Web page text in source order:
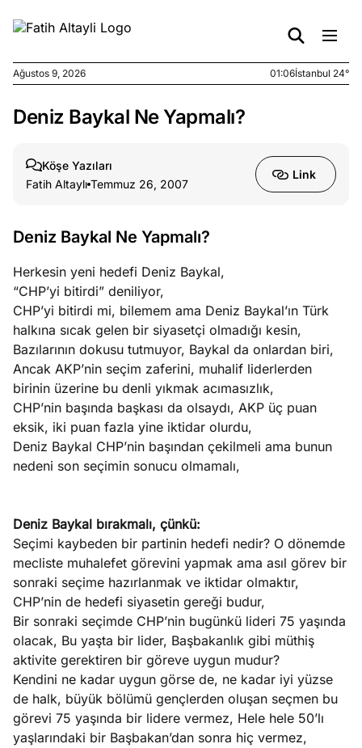
Ağustos
kirli
6, 2026
yasalar
Ağustos
5, 2026
stok
caiz
Köşe
Yazıları
Spor
Yazıları
Yazıları
Ağustos 9, 2026 01:06İstanbul 24°
Deniz Baykal Ne Yapmalı?
Köşe Yazıları
Fatih Altaylı Temmuz 26, 2007
Link
Deniz Baykal Ne Yapmalı?
Herkesin yeni hedefi Deniz Baykal,
“CHP’yi bitirdi” deniliyor,
CHP’yi bitirdi mi, bilemem ama Deniz Baykal’ın Türk
halkına sıcak gelen bir siyasetçi olmadığı kesin,
Bazılarının dokusu tutmuyor, Baykal da onlardan biri,
Ancak AKP’nin seçim zaferini, muhalif liderlerden
birinin üzerine bu denli yıkmak acımasızlık,
CHP’nin başında başkası da olsaydı, AKP üç puan
eksik, iki puan fazla yine iktidar olurdu,
Deniz Baykal CHP’nin başından çekilmeli ama bunun
nedeni son seçimin sonucu olmamalı,
Deniz Baykal bırakmalı, çünkü:
Seçimi kaybeden bir partinin hedefi nedir? O dönemde
mecliste muhalefet görevini yapmak ama asıl görev bir
sonraki seçime hazırlanmak ve iktidar olmaktır,
CHP’nin de hedefi siyasetin gereği budur,
Bir sonraki seçimde CHP’nin bugünkü lideri 75 yaşında
olacak, Bu yaşta bir lider, Başbakanlık gibi müthiş
aktivite gerektiren bir göreve uygun mudur?
Kendini ne kadar uygun görse de, ne kadar iyi yüzse
de halk, büyük bölümü gençlerden oluşan seçmen bu
görevi 75 yaşında bir lidere vermez, Hele hele 50’lı
yaşlarındaki bir Başbakan’dan sonra hiç vermez,